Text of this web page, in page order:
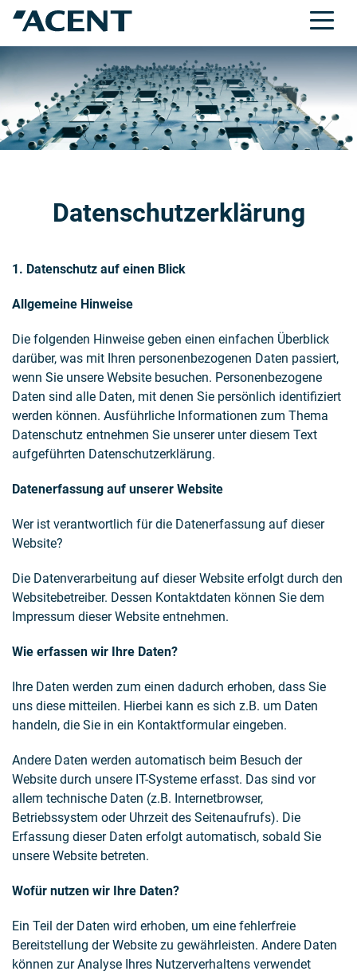
Datenschutzerklärung
1. Datenschutz auf einen Blick
Allgemeine Hinweise
Die folgenden Hinweise geben einen einfachen Überblick
darüber, was mit Ihren personenbezogenen Daten passiert,
wenn Sie unsere Website besuchen. Personenbezogene
Daten sind alle Daten, mit denen Sie persönlich identifiziert
werden können. Ausführliche Informationen zum Thema
Datenschutz entnehmen Sie unserer unter diesem Text
aufgeführten Datenschutzerklärung.
Datenerfassung auf unserer Website
Wer ist verantwortlich für die Datenerfassung auf dieser
Website?
Die Datenverarbeitung auf dieser Website erfolgt durch den
Websitebetreiber. Dessen Kontaktdaten können Sie dem
Impressum dieser Website entnehmen.
Wie erfassen wir Ihre Daten?
Ihre Daten werden zum einen dadurch erhoben, dass Sie
uns diese mitteilen. Hierbei kann es sich z.B. um Daten
handeln, die Sie in ein Kontaktformular eingeben.
Andere Daten werden automatisch beim Besuch der
Website durch unsere IT-Systeme erfasst. Das sind vor
allem technische Daten (z.B. Internetbrowser,
Betriebssystem oder Uhrzeit des Seitenaufrufs). Die
Erfassung dieser Daten erfolgt automatisch, sobald Sie
unsere Website betreten.
Wofür nutzen wir Ihre Daten?
Ein Teil der Daten wird erhoben, um eine fehlerfreie
Bereitstellung der Website zu gewährleisten. Andere Daten
können zur Analyse Ihres Nutzerverhaltens verwendet